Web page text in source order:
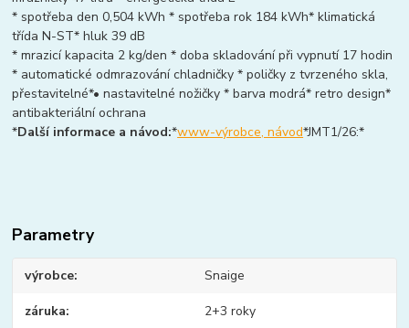
* spotřeba den 0,504 kWh * spotřeba rok 184 kWh* klimatická
třída N-ST* hluk 39 dB
* mrazicí kapacita 2 kg/den * doba skladování při vypnutí 17 hodin
* automatické odmrazování chladničky * poličky z tvrzeného skla,
přestavitelné*• nastavitelné nožičky * barva modrá* retro design*
antibakteriální ochrana
*Další informace a návod:*www-výrobce, návod*JMT1/26:*
Parametry
výrobce Snaige
záruka 2+3 roky